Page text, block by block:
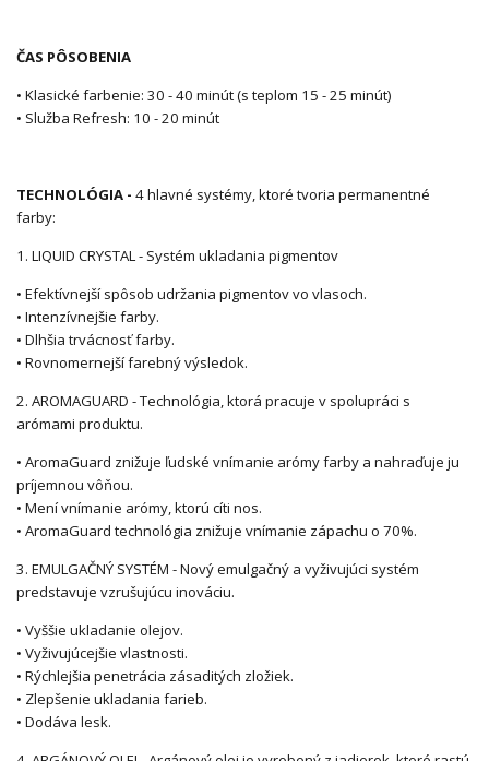
ČAS PÔSOBENIA
• Klasické farbenie: 30 - 40 minút (s teplom 15 - 25 minút)
• Služba Refresh: 10 - 20 minút
TECHNOLÓGIA - 4 hlavné systémy, ktoré tvoria permanentné
farby:
1. LIQUID CRYSTAL - Systém ukladania pigmentov
• Efektívnejší spôsob udržania pigmentov vo vlasoch.
• Intenzívnejšie farby.
• Dlhšia trvácnosť farby.
• Rovnomernejší farebný výsledok.
2. AROMAGUARD - Technológia, ktorá pracuje v spolupráci s
arómami produktu.
• AromaGuard znižuje ľudské vnímanie arómy farby a nahraďuje ju
príjemnou vôňou.
• Mení vnímanie arómy, ktorú cíti nos.
• AromaGuard technológia znižuje vnímanie zápachu o 70%.
3. EMULGAČNÝ SYSTÉM - Nový emulgačný a vyživujúci systém
predstavuje vzrušujúcu inováciu.
• Vyššie ukladanie olejov.
• Vyživujúcejšie vlastnosti.
• Rýchlejšia penetrácia zásaditých zložiek.
• Zlepšenie ukladania farieb.
• Dodáva lesk.